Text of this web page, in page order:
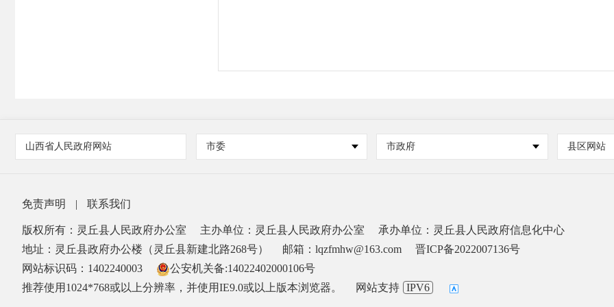
山西省人民政府网站 市委 市政府 县区网站
免责声明 | 联系我们
版权所有：灵丘县人民政府办公室 主办单位：灵丘县人民政府办公室
承办单位：灵丘县人民政府信息化中心
地址：灵丘县政府办公楼（灵丘县新建北路268号）
邮箱：lqzfmhw@163.com
晋ICP备2022007136号
网站标识码：1402240003
公安机关备:14022402000106号
推荐使用1024*768或以上分辨率，并使用IE9.0或以上版本浏览器。
网站支持 IPV6